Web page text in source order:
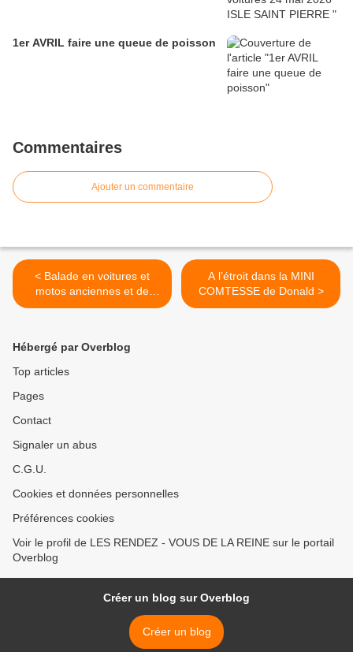
1er AVRIL faire une queue de poisson
Commentaires
Ajouter un commentaire
< Balade en voitures et
motos anciennes et de
collection dimanche 18
A l’étroit dans la MINI
COMTESSE de Donald >
Hébergé par Overblog
Top articles
Pages
Contact
Signaler un abus
C.G.U.
Cookies et données personnelles
Préférences cookies
Voir le profil de LES RENDEZ - VOUS DE LA REINE sur le portail
Overblog
Créer un blog sur Overblog
Créer un blog